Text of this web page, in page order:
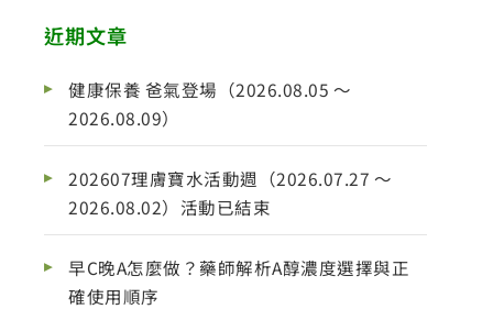
近期文章
健康保養 爸氣登場（2026.08.05 ～
2026.08.09）
202607理膚寶水活動週（2026.07.27 ～
2026.08.02）活動已結束
早C晚A怎麼做？藥師解析A醇濃度選擇與正
確使用順序